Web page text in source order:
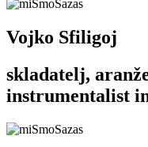
Vojko Sfiligoj
skladatelj,
instrumentalist